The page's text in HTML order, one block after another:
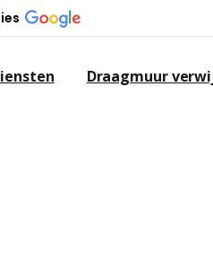
Draagmuur